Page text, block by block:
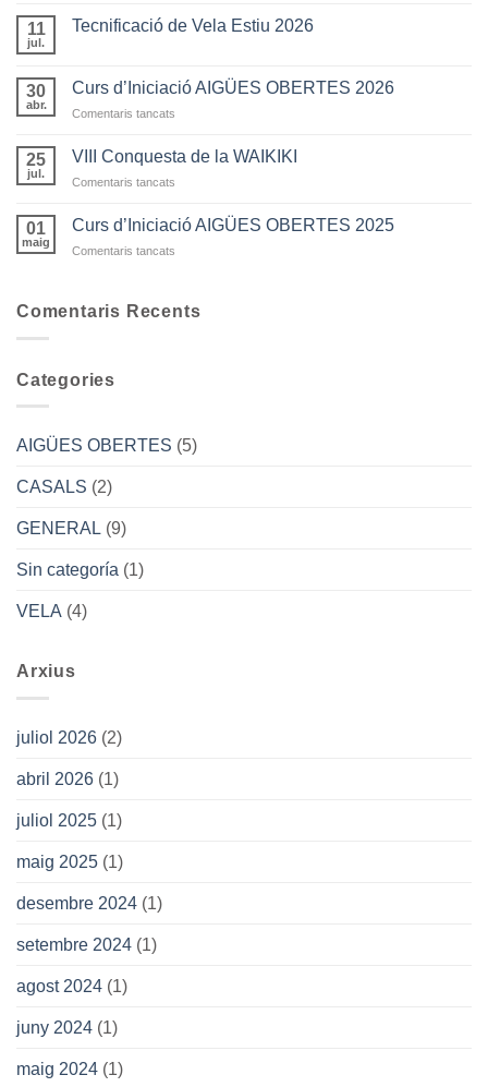
11
jul.
Tecnificació de Vela Estiu 2026
30
abr.
Curs d’Iniciació AIGÜES OBERTES 2026
Comentaris tancats
d’Iniciació
25
jul.
VIII Conquesta de la WAIKIKI
Comentaris tancats
Conquesta
01
maig
Curs d’Iniciació AIGÜES OBERTES 2025
Comentaris tancats
AIGÜES
Comentaris Recents
Categories
AIGÜES OBERTES (5)
CASALS (2)
GENERAL (9)
Sin categoría (1)
VELA (4)
Arxius
juliol 2026 (2)
abril 2026 (1)
juliol 2025 (1)
maig 2025 (1)
desembre 2024 (1)
setembre 2024 (1)
agost 2024 (1)
juny 2024 (1)
maig 2024 (1)